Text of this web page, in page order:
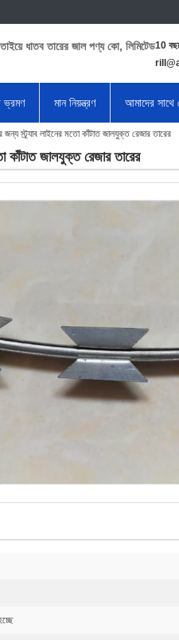
ধাতব তারের জাল পণ্য কো, লিমিটেড10
ভ্রমণ মান নিয়ন্ত্রণ আমাদের
জন্য স্ট্র্যাব লাইনের মতো কাঁটাত জালযুক্ত রেজার তারের
কাঁটাত জালযুক্ত রেজার তারের